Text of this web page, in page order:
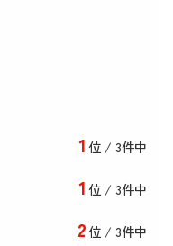
1 位 / 3件中
1 位 / 3件中
2位 / 3件中